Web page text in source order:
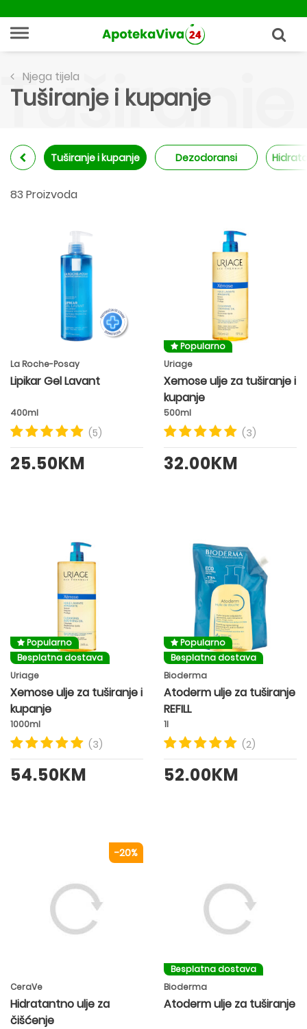
Njega tijela
Tuširanje i kupanje
Tuširanje i kupanje Dezodoransi
83 Proizvoda
La Roche-Posay
Lipikar Gel Lavant
400ml
(5)
25.50KM
Popularno
Uriage
Xemose ulje za tuširanje i
kupanje
500ml
(3)
32.00KM
Popularno
Besplatna dostava
Uriage
Xemose ulje za tuširanje i
kupanje
1000ml
(3)
54.50KM
Popularno
Besplatna dostava
Bioderma
Atoderm ulje za tuširanje
REFILL
1l
(2)
52.00KM
-20%
CeraVe
Hidratantno ulje za
čišćenje
Besplatna dostava
Bioderma
Atoderm ulje za tuširanje